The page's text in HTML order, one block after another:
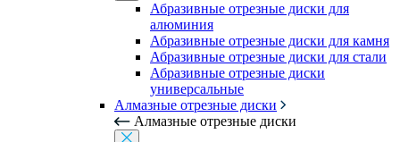
Абразивные отрезные диски для
алюминия
Абразивные отрезные диски для камня
Абразивные отрезные диски для стали
Абразивные отрезные диски
универсальные
Алмазные отрезные диски
Алмазные отрезные диски